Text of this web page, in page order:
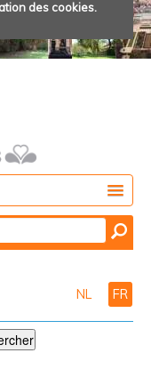
des cookies.
NL FR